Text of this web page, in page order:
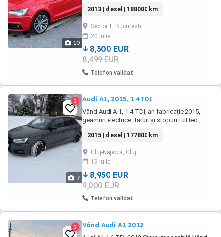
10
12000 km, fara probleme tehnice, atat la mine
cat si la fosta proprietara. Pentru a fii
transparent predau noului proprietar facturile
si fotografiile cu istoricul ...
2013 | diesel | 188000 km
Sector 1, Bucuresti
20 iulie
8,300 EUR
8,499 EUR
Telefon validat
7
1 Audi A1, 2015, 1.4TDI
Vând Audi A 1, 1.4 TDI, an fabricație 2015,
geamuri electrice, faruri și stopuri full led ,
schimbată, ulei și filtre în 2025.
2015 | diesel | 177800 km
Cluj-Napoca, Cluj
19 iulie
8,950 EUR
9,000 EUR
Telefon validat
1 Vând Audi A1 2012